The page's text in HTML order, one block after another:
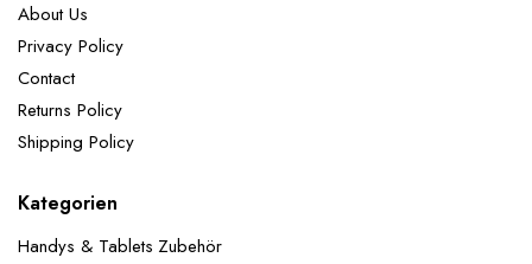
About Us
Privacy Policy
Contact
Returns Policy
Shipping Policy
Kategorien
Handys & Tablets Zubehör